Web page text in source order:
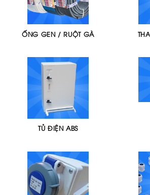
ỐNG GEN / RUỘT GÀ
TỦ ĐIỆN ABS